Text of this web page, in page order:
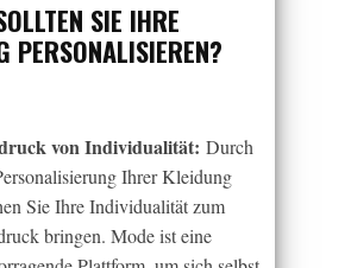
SIE IHRE
PERSONALISIEREN?
von Individualität: Durch
Ihrer Kleidung
Sie Ihre Individualität zum
bringen. Mode ist eine